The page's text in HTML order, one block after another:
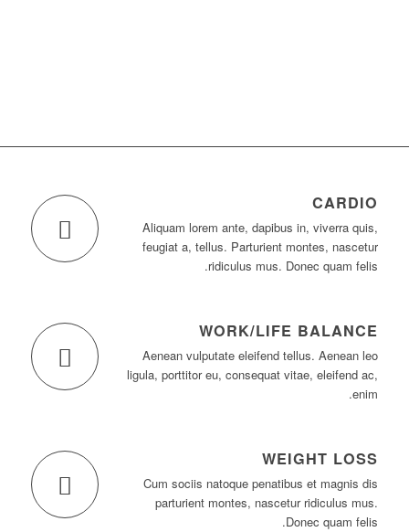
CARDIO
Aliquam lorem ante, dapibus in, viverra quis,
feugiat a, tellus. Parturient montes, nascetur
ridiculus mus. Donec quam felis.
WORK/LIFE BALANCE
Aenean vulputate eleifend tellus. Aenean leo
ligula, porttitor eu, consequat vitae, eleifend ac,
enim.
WEIGHT LOSS
Cum sociis natoque penatibus et magnis dis
parturient montes, nascetur ridiculus mus.
Donec quam felis.